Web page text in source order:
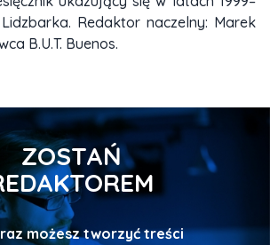
Redaktor naczelny: Marek
B.U.T. Buenos.
ZOSTAŃ
możesz tworzyć treści